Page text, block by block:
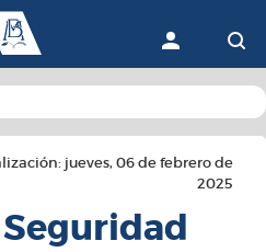
Acceder
jueves, 06 de febrero de
2025